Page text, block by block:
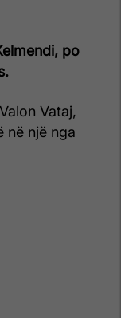
po
Vataj,
në një nga